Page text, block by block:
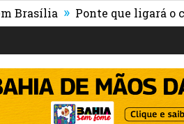
» Ponte que ligará o centro de